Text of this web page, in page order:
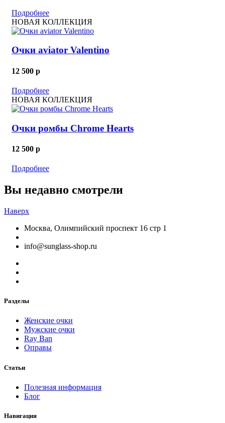
Подробнее
НОВАЯ КОЛЛЕКЦИЯ
Очки aviator Valentino
12 500 p
Подробнее
НОВАЯ КОЛЛЕКЦИЯ
Очки ромбы Chrome Hearts
12 500 p
Подробнее
Вы недавно смотрели
Наверх
Москва, Олимпийский проспект 16 стр 1
info@sunglass-shop.ru
Разделы
Женские очки
Мужские очки
Ray Ban
Оправы
Статьи
Полезная информация
Блог
Навигация